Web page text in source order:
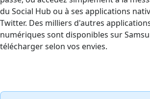
du Social Hub ou à ses applications
Twitter. Des milliers d'autres
numériques sont disponibles sur
télécharger selon vos envies.